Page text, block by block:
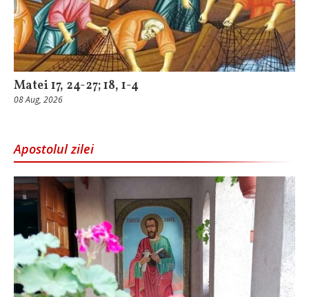
Matei 17, 24-27; 18, 1-4
08 Aug, 2026
Apostolul zilei